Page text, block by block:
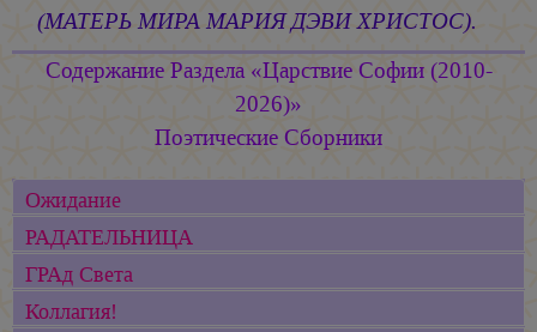
(МАТЕРЬ МИРА МАРИЯ ДЭВИ ХРИСТОС).
Содержание Раздела «Царствие Софии (2010-
2026)»
Поэтические Сборники
Ожидание
РАДАТЕЛЬНИЦА
ГРАд Света
Коллагия!